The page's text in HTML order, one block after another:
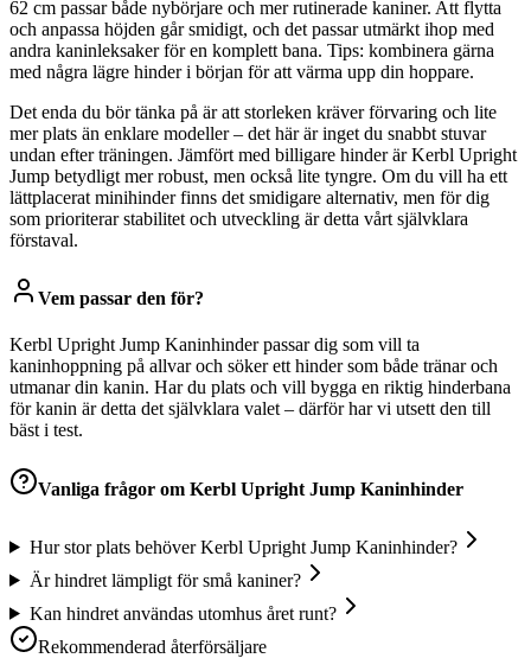
62 cm passar både nybörjare och mer rutinerade kaniner. Att flytta
och anpassa höjden går smidigt, och det passar utmärkt ihop med
andra kaninleksaker för en komplett bana. Tips: kombinera gärna
med några lägre hinder i början för att värma upp din hoppare.
Det enda du bör tänka på är att storleken kräver förvaring och lite
mer plats än enklare modeller – det här är inget du snabbt stuvar
undan efter träningen. Jämfört med billigare hinder är Kerbl Upright
Jump betydligt mer robust, men också lite tyngre. Om du vill ha ett
lättplacerat minihinder finns det smidigare alternativ, men för dig
som prioriterar stabilitet och utveckling är detta vårt självklara
förstaval.
Vem passar den för?
Kerbl Upright Jump Kaninhinder passar dig som vill ta
kaninhoppning på allvar och söker ett hinder som både tränar och
utmanar din kanin. Har du plats och vill bygga en riktig hinderbana
för kanin är detta det självklara valet – därför har vi utsett den till
bäst i test.
Vanliga frågor om Kerbl Upright Jump Kaninhinder
Hur stor plats behöver Kerbl Upright Jump Kaninhinder?
Är hindret lämpligt för små kaniner?
Kan hindret användas utomhus året runt?
Rekommenderad återförsäljare